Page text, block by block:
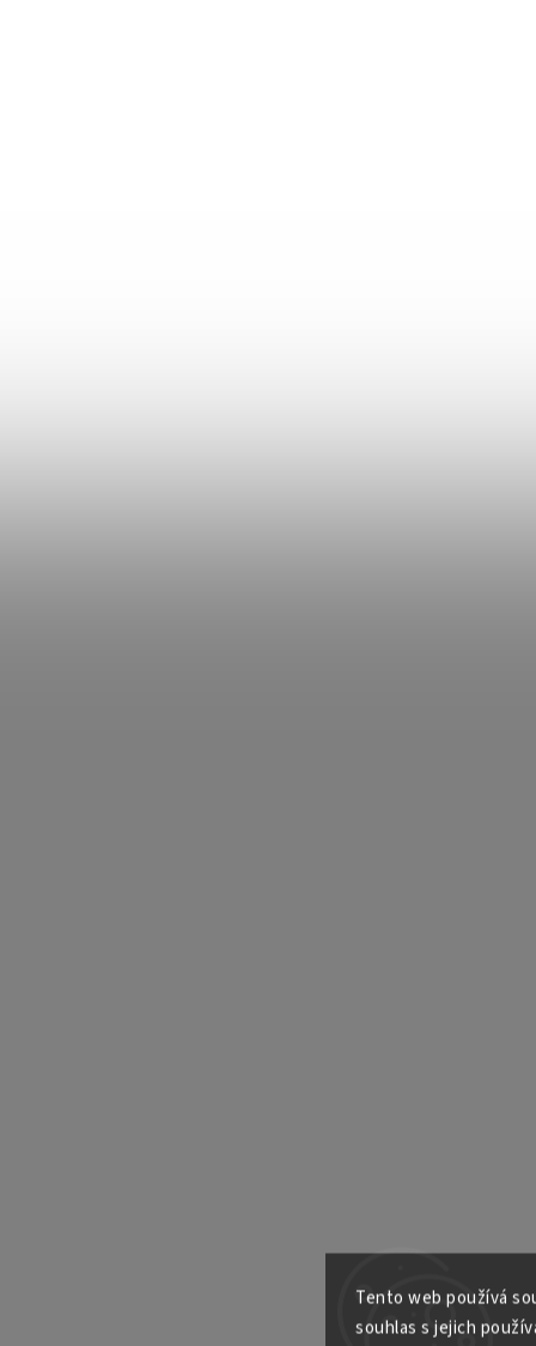
Tento web používá
souhlas s jejich